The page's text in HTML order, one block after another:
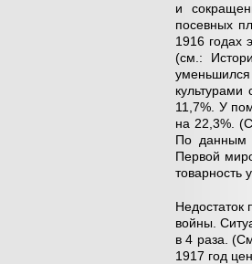
и
посевных
1916 годах
(см.:
11,7%. У
на 22,3%.
По данным
Первой
товарность
Недостаток
войны.
в 4 раза.
1917 год